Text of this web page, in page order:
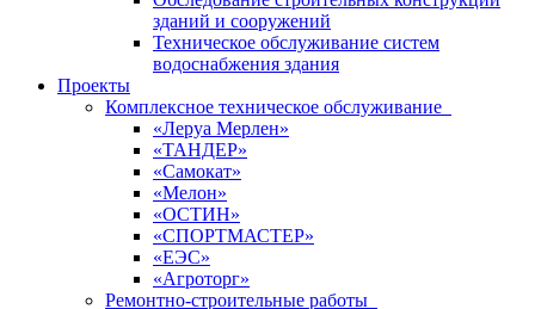
зданий и сооружений
Техническое обслуживание систем
водоснабжения здания
Проекты
Комплексное техническое обслуживание
«Леруа Мерлен»
«ТАНДЕР»
«Самокат»
«Мелон»
«ОСТИН»
«СПОРТМАСТЕР»
«ЕЭС»
«Агроторг»
Ремонтно-строительные работы